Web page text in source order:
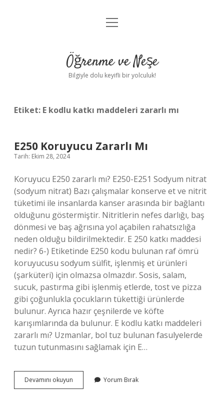
Anasayfa
Yasal Uyarı
menüyü
Öğrenme ve Neşe
Bilgiyle dolu keyifli bir yolculuk!
Etiket: E kodlu katkı maddeleri zararlı mı
E250 Koruyucu Zararlı Mı
Tarih: Ekim 28, 2024
Koruyucu E250 zararlı mı? E250-E251 Sodyum nitrat
(sodyum nitrat) Bazı çalışmalar konserve et ve nitrit
tüketimi ile insanlarda kanser arasında bir bağlantı
olduğunu göstermiştir. Nitritlerin nefes darlığı, baş
dönmesi ve baş ağrısına yol açabilen rahatsızlığa
neden olduğu bildirilmektedir. E 250 katkı maddesi
nedir? 6-) Etiketinde E250 kodu bulunan raf ömrü
koruyucusu sodyum sülfit, işlenmiş et ürünleri
(şarküteri) için olmazsa olmazdır. Sosis, salam,
sucuk, pastırma gibi işlenmiş etlerde, tost ve pizza
gibi çoğunlukla çocukların tükettiği ürünlerde
bulunur. Ayrıca hazır çeşnilerde ve köfte
karışımlarında da bulunur. E kodlu katkı maddeleri
zararlı mı? Uzmanlar, bol tuz bulunan fasulyelerde
tuzun tutunmasını sağlamak için E…
Devamını okuyun
Koruyucu
Yorum Bırak